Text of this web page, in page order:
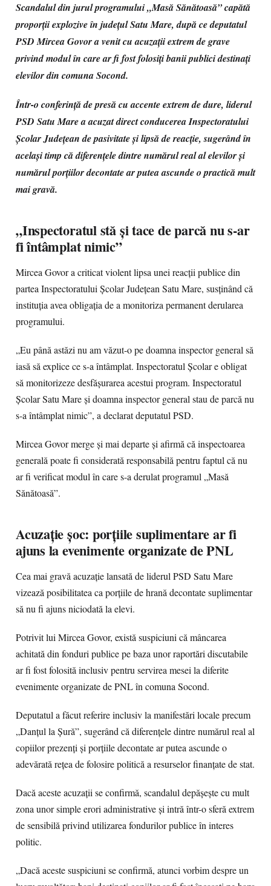
Scandalul din jurul programului „Masă Sănătoasă” capătă
proporții explozive în județul Satu Mare, după ce deputatul
PSD Mircea Govor a venit cu acuzații extrem de grave
privind modul în care ar fi fost folosiți banii publici destinați
elevilor din comuna Socond.
Într-o conferință de presă cu accente extrem de dure, liderul
PSD Satu Mare a acuzat direct conducerea Inspectoratului
Școlar Județean de pasivitate și lipsă de reacție, sugerând în
același timp că diferențele dintre numărul real al elevilor și
numărul porțiilor decontate ar putea ascunde o practică mult
mai gravă.
„Inspectoratul stă și tace de parcă nu s-ar
fi întâmplat nimic”
Mircea Govor a criticat violent lipsa unei reacții publice din
partea Inspectoratului Școlar Județean Satu Mare, susținând că
instituția avea obligația de a monitoriza permanent derularea
programului.
„Eu până astăzi nu am văzut-o pe doamna inspector general să
iasă să explice ce s-a întâmplat. Inspectoratul Școlar e obligat
să monitorizeze desfășurarea acestui program. Inspectoratul
Școlar Satu Mare și doamna inspector general stau de parcă nu
s-a întâmplat nimic”, a declarat deputatul PSD.
Mircea Govor merge și mai departe și afirmă că inspectoarea
generală poate fi considerată responsabilă pentru faptul că nu
ar fi verificat modul în care s-a derulat programul „Masă
Sănătoasă”.
Acuzație șoc: porțiile suplimentare ar fi
ajuns la evenimente organizate de PNL
Cea mai gravă acuzație lansată de liderul PSD Satu Mare
vizează posibilitatea ca porțiile de hrană decontate suplimentar
să nu fi ajuns niciodată la elevi.
Potrivit lui Mircea Govor, există suspiciuni că mâncarea
achitată din fonduri publice pe baza unor raportări discutabile
ar fi fost folosită inclusiv pentru servirea mesei la diferite
evenimente organizate de PNL în comuna Socond.
Deputatul a făcut referire inclusiv la manifestări locale precum
„Danțul la Șură”, sugerând că diferențele dintre numărul real al
copiilor prezenți și porțiile decontate ar putea ascunde o
adevărată rețea de folosire politică a resurselor finanțate de stat.
Dacă aceste acuzații se confirmă, scandalul depășește cu mult
zona unor simple erori administrative și intră într-o sferă extrem
de sensibilă privind utilizarea fondurilor publice în interes
politic.
„Dacă aceste suspiciuni se confirmă, atunci vorbim despre un